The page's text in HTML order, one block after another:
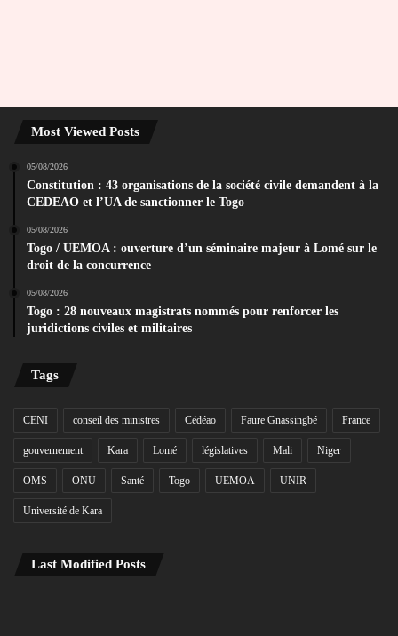
Most Viewed Posts
05/08/2026
Constitution : 43 organisations de la société civile demandent à la
CEDEAO et l’UA de sanctionner le Togo
05/08/2026
Togo / UEMOA : ouverture d’un séminaire majeur à Lomé sur le
droit de la concurrence
05/08/2026
Togo : 28 nouveaux magistrats nommés pour renforcer les
juridictions civiles et militaires
Tags
CENI conseil des ministres Cédéao Faure Gnassingbé France
gouvernement Kara Lomé législatives Mali Niger
OMS ONU Santé Togo UEMOA UNIR
Université de Kara
Last Modified Posts